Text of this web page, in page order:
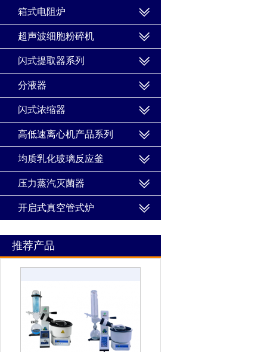
箱式电阻炉
超声波细胞粉碎机
闪式提取器系列
分液器
闪式浓缩器
高低速离心机产品系列
均质乳化玻璃反应釜
压力蒸汽灭菌器
开启式真空管式炉
推荐产品